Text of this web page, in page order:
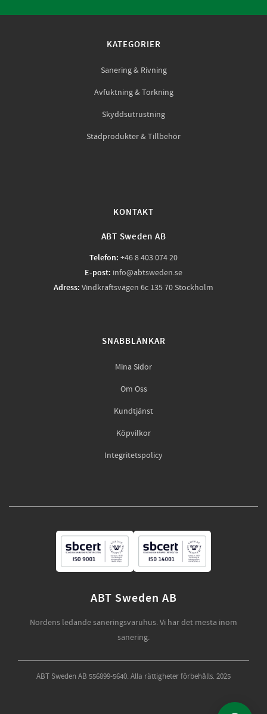
KATEGORIER
Sanering & Rivning
Avfuktning & Torkning
Skyddsutrustning
Städprodukter & Tillbehör
KONTAKT
ABT Sweden AB
Telefon: +46 8 403 074 20
E-post: info@abtsweden.se
Adress: Vindkraftsvägen 6c 135 70 Stockholm
SNABBLÄNKAR
Mina Sidor
Om Oss
Kundtjänst
Köpvilkor
Integritetspolicy
ABT Sweden AB
Nordens ledande saneringsvaruhus. Vi har det mesta inom
sanering.
ABT Sweden AB 556899-5640. Alla rättigheter förbehålls. 2025